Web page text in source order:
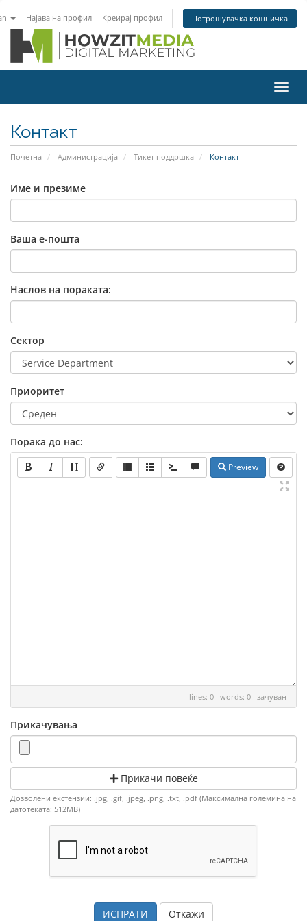
Најава на профил Креирај профил Потрошувачка кошничка
ја
Контакт
Почетна Администрација Тикет поддршка Контакт
Име и презиме
Ваша е-пошта
Наслов на пораката:
Сектор
Приоритет
Порака до нас:
Preview
lines: 0 words: 0 зачуван
Прикачувања
Прикачи повеќе
Дозволени екстензии: .jpg, .gif, .jpeg, .png, .txt, .pdf (Максимална големина на
датотеката: 512MB)
Откажи